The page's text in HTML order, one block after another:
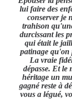
lui faire des
conserver je
trahison
durcissant les
qui était le
patinage qu'on
La vraie
dépasse. Et le
héritage un
gagné reste à
vous a légué,